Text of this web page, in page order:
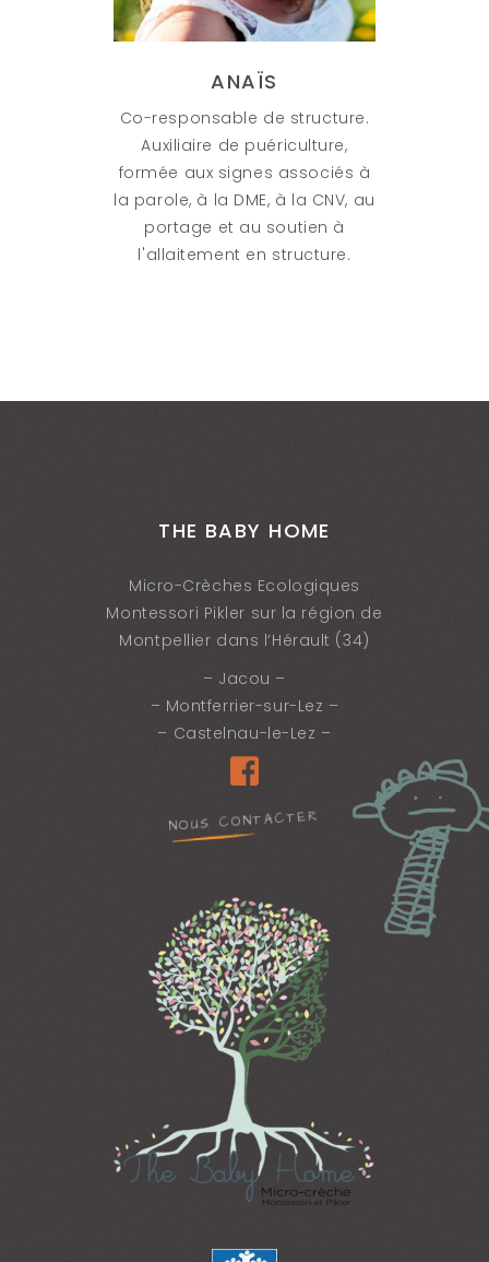
ANAÏS
Co-responsable de structure.
Auxiliaire de puériculture,
formée aux signes associés à
la parole, à la DME, à la CNV, au
portage et au soutien à
l'allaitement en structure.
THE BABY HOME
Micro-Crèches Ecologiques
Montessori Pikler sur la région de
Montpellier dans l’Hérault (34)
– Jacou –
– Montferrier-sur-Lez –
– Castelnau-le-Lez –
NOUS CONTACTER